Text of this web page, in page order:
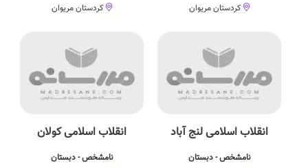
کردستان مریوان
کردستان مریوان
انقلاب اسلامی لنج آباد
نامشخص - دبستان
انقلاب اسلامی کولان
نامشخص - دبستان